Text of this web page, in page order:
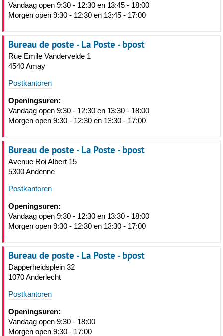
Vandaag open 9:30 - 12:30 en 13:45 - 18:00
Morgen open 9:30 - 12:30 en 13:45 - 17:00
Bureau de poste - La Poste - bpost
Rue Emile Vandervelde 1
4540 Amay
Postkantoren
Openingsuren:
Vandaag open 9:30 - 12:30 en 13:30 - 18:00
Morgen open 9:30 - 12:30 en 13:30 - 17:00
Bureau de poste - La Poste - bpost
Avenue Roi Albert 15
5300 Andenne
Postkantoren
Openingsuren:
Vandaag open 9:30 - 12:30 en 13:30 - 18:00
Morgen open 9:30 - 12:30 en 13:30 - 17:00
Bureau de poste - La Poste - bpost
Dapperheidsplein 32
1070 Anderlecht
Postkantoren
Openingsuren:
Vandaag open 9:30 - 18:00
Morgen open 9:30 - 17:00